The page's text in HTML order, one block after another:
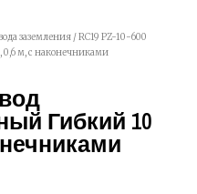
заземления / RC19 PZ-10-600
м, с наконечниками
Гибкий 10